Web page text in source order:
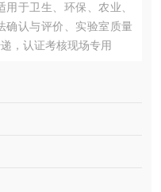
于卫生、环保、农业、
确认与评价、实验室质量
，认证考核现场专用